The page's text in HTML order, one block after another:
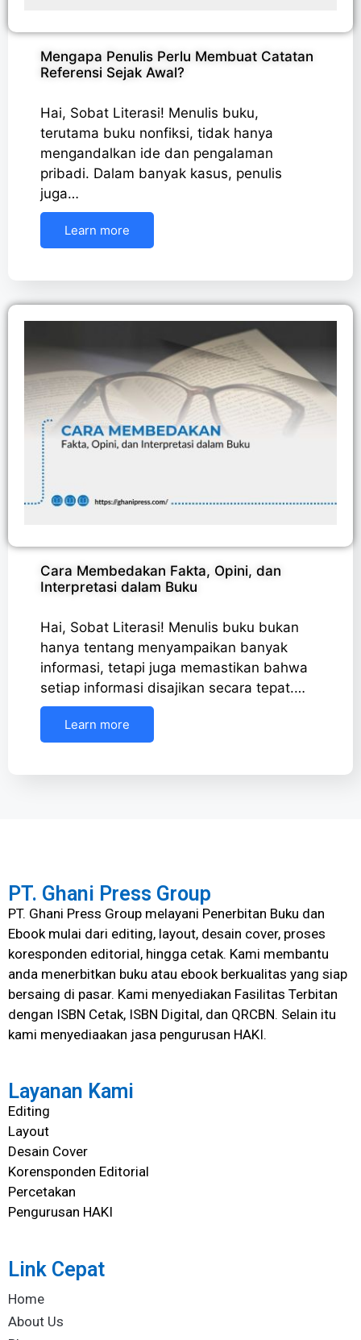
Mengapa Penulis Perlu Membuat Catatan
Referensi Sejak Awal?
Hai, Sobat Literasi! Menulis buku,
terutama buku nonfiksi, tidak hanya
mengandalkan ide dan pengalaman
pribadi. Dalam banyak kasus, penulis
juga…
Learn more
Cara Membedakan Fakta, Opini, dan
Interpretasi dalam Buku
Hai, Sobat Literasi! Menulis buku bukan
hanya tentang menyampaikan banyak
informasi, tetapi juga memastikan bahwa
setiap informasi disajikan secara tepat.…
Learn more
PT. Ghani Press Group
PT. Ghani Press Group melayani Penerbitan Buku dan
Ebook mulai dari editing, layout, desain cover, proses
koresponden editorial, hingga cetak. Kami membantu
anda menerbitkan buku atau ebook berkualitas yang siap
bersaing di pasar. Kami menyediakan Fasilitas Terbitan
dengan ISBN Cetak, ISBN Digital, dan QRCBN. Selain itu
kami menyediaakan jasa pengurusan HAKI.
Layanan Kami
Editing
Layout
Desain Cover
Korensponden Editorial
Percetakan
Pengurusan HAKI
Link Cepat
Home
About Us